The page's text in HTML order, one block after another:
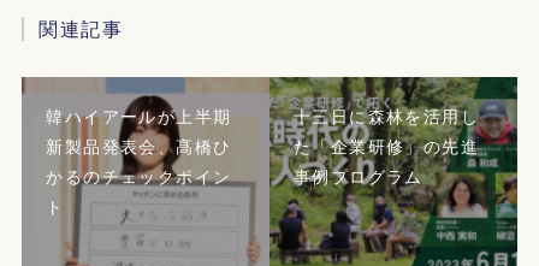
関連記事
韓ハイアールが上半期
新製品発表会、髙橋ひ
かるのチェックポイン
ト
十三日に森林を活用し
た「企業研修」の先進
事例プログラム